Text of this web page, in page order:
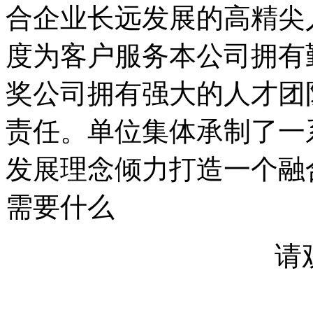
合企业长远发展的高精
度为客户服务本公司拥
奖公司拥有强大的人才
责任。单位集体承制了
发展理念倾力打造一个
需要什么
请